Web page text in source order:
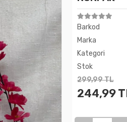
Barkod
Marka
Kategori
Stok
299,99 TL
244,99